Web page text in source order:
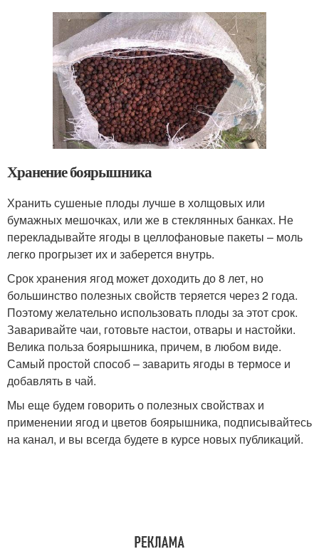
Хранение боярышника
Хранить сушеные плоды лучше в холщовых или
бумажных мешочках, или же в стеклянных банках. Не
перекладывайте ягоды в целлофановые пакеты – моль
легко прогрызет их и заберется внутрь.
Срок хранения ягод может доходить до 8 лет, но
большинство полезных свойств теряется через 2 года.
Поэтому желательно использовать плоды за этот срок.
Заваривайте чаи, готовьте настои, отвары и настойки.
Велика польза боярышника, причем, в любом виде.
Самый простой способ – заварить ягоды в термосе и
добавлять в чай.
Мы еще будем говорить о полезных свойствах и
применении ягод и цветов боярышника, подписывайтесь
на канал, и вы всегда будете в курсе новых публикаций.